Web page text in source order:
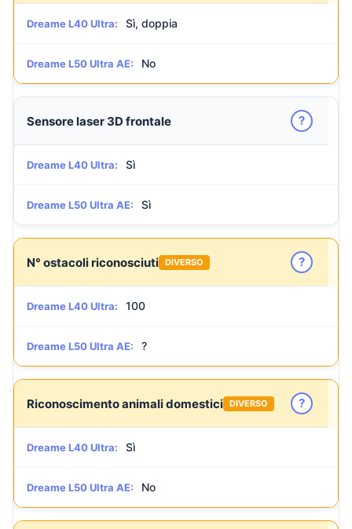
Dreame L40 Ultra: Sì, doppia
Dreame L50 Ultra AE: No
Sensore laser 3D frontale ?
Dreame L40 Ultra: Sì
Dreame L50 Ultra AE: Sì
N° ostacoli riconosciuti DIVERSO ?
Dreame L40 Ultra: 100
Dreame L50 Ultra AE: ?
Riconoscimento animali domestici DIVERSO ?
Dreame L40 Ultra: Sì
Dreame L50 Ultra AE: No